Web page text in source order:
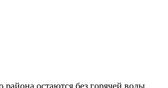
остаются без горячей воды